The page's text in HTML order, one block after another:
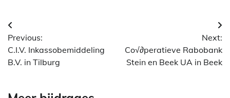
Berichtnavigatie
Previous:
C.I.V. Inkassobemiddeling
B.V. in Tilburg
Next:
Co√∂peratieve Rabobank
Stein en Beek UA in Beek